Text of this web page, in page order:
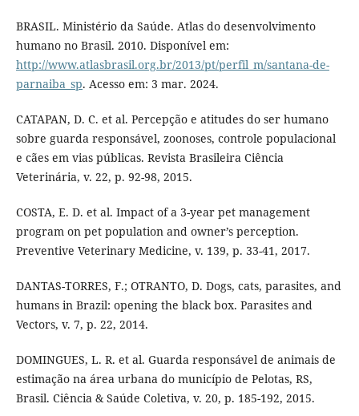
BRASIL. Ministério da Saúde. Atlas do desenvolvimento
humano no Brasil. 2010. Disponível em:
http://www.atlasbrasil.org.br/2013/pt/perfil_m/santana-de-
parnaiba_sp. Acesso em: 3 mar. 2024.
CATAPAN, D. C. et al. Percepção e atitudes do ser humano
sobre guarda responsável, zoonoses, controle populacional
e cães em vias públicas. Revista Brasileira Ciência
Veterinária, v. 22, p. 92-98, 2015.
COSTA, E. D. et al. Impact of a 3-year pet management
program on pet population and owner’s perception.
Preventive Veterinary Medicine, v. 139, p. 33-41, 2017.
DANTAS-TORRES, F.; OTRANTO, D. Dogs, cats, parasites, and
humans in Brazil: opening the black box. Parasites and
Vectors, v. 7, p. 22, 2014.
DOMINGUES, L. R. et al. Guarda responsável de animais de
estimação na área urbana do município de Pelotas, RS,
Brasil. Ciência & Saúde Coletiva, v. 20, p. 185-192, 2015.